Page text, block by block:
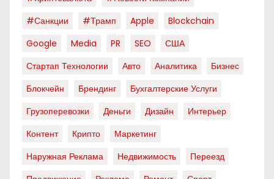
#санкции
#трамп Apple
Blockchain
Google
Media PR SEO
США
Стартап Технологии
Авто Аналитика
Бизнес
Блокчейн
Брендинг
Бухгалтерские Услуги
Грузоперевозки
Деньги Дизайн
Интерьер
Контент
Крипто
Маркетинг
Наружная Реклама
Недвижимость
Переезд